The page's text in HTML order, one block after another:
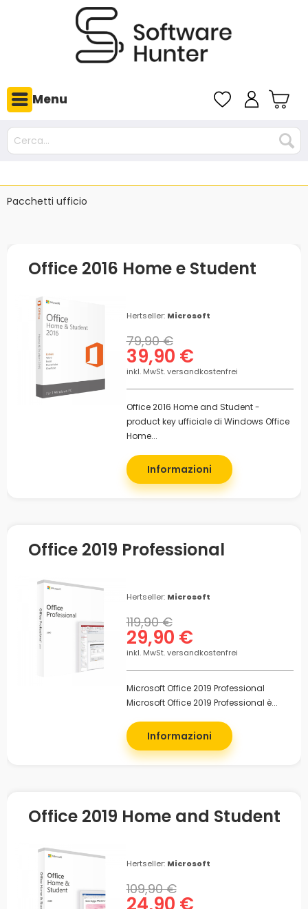
Menu
Pacchetti ufficio
Office 2016 Home e Student
Hertseller: Microsoft
39,90 €
79,90 €
inkl. MwSt. versandkostenfrei
Office 2016 Home and Student -
product key ufficiale di Windows Office
Home...
Informazioni
Office 2019 Professional
Hertseller: Microsoft
29,90 €
119,90 €
inkl. MwSt. versandkostenfrei
Microsoft Office 2019 Professional
Microsoft Office 2019 Professional è...
Informazioni
Office 2019 Home and Student
Hertseller: Microsoft
24,90 €
109,90 €